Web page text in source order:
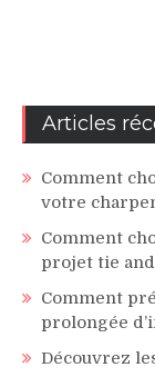
Articles
Comment
votre
Comment
projet tie
Comment
prolongée
Découvrez